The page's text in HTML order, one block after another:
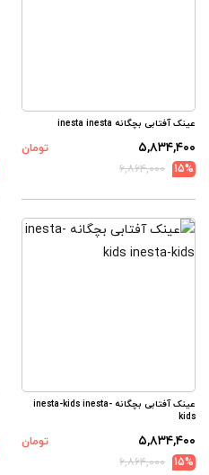
عینک آفتابی بچگانه inesta inesta
۵,۸۳۴,۴۰۰
تومان
15%
۶,۸۶۴,۰۰۰
عینک آفتابی بچگانه inesta-kids inesta-
kids
۵,۸۳۴,۴۰۰
تومان
15%
۶,۸۶۴,۰۰۰